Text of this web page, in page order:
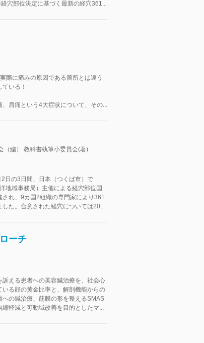
穴部位決定に基づく最新の経穴361...
際に痛みの原因である箇所とは違う
いる！
、肩痛という4大症状について、その...
（編） 教科書執筆小委員会(著)
日の3日間、日本（つくば市）で
地域事務局）主催による経穴部位国
され、9カ国2組織の専門家により361
た。合意された経穴については20...
ーチ
訴える患者への美容鍼治療を、社会心
る顔の黄金比率と、解剖機能からの
への鍼治療、筋膜の形を整えるSMAS
縮軽減と可動域改善を目的としたマ...